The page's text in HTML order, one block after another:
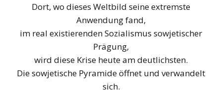
Dort, wo dieses Weltbild seine extremste
Anwendung fand,
im real existierenden Sozialismus sowjetischer
Prägung,
wird diese Krise heute am deutlichsten.
Die sowjetische Pyramide öffnet und verwandelt
sich.